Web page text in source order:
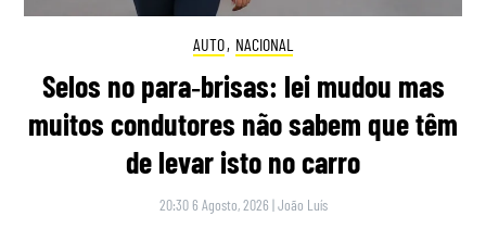
AUTO, NACIONAL
Selos no para‑brisas: lei mudou mas
muitos condutores não sabem que têm
de levar isto no carro
20:30 6 Agosto, 2026 |João Luís